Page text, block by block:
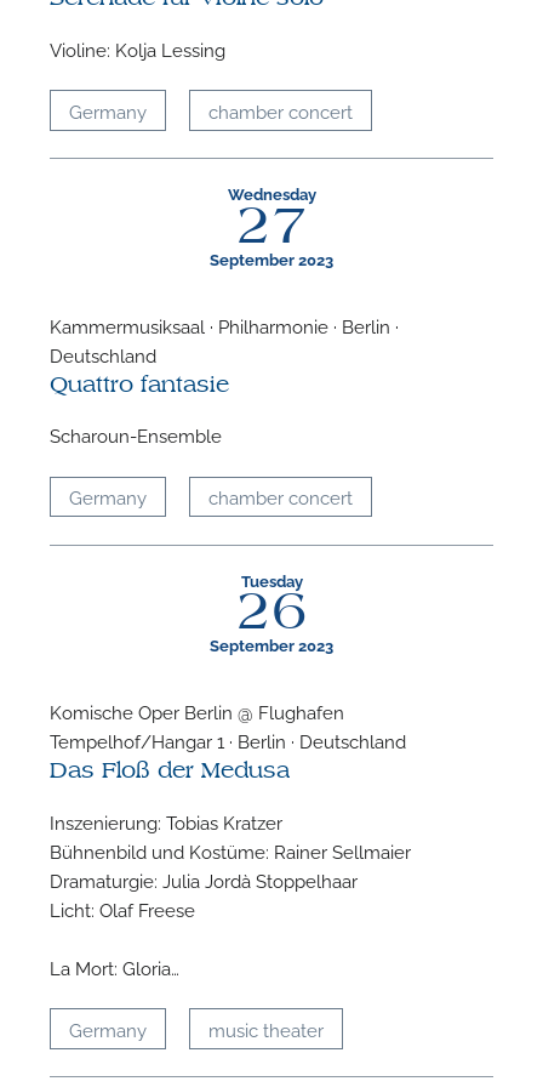
Violine: Kolja Lessing
Germany chamber concert
Wednesday
27
September 2023
Kammermusiksaal · Philharmonie · Berlin ·
Deutschland
Quattro fantasie
Scharoun-Ensemble
Germany chamber concert
Tuesday
26
September 2023
Komische Oper Berlin @ Flughafen
Tempelhof/Hangar 1 · Berlin · Deutschland
Das Floß der Medusa
Inszenierung: Tobias Kratzer
Bühnenbild und Kostüme: Rainer Sellmaier
Dramaturgie: Julia Jordà Stoppelhaar
Licht: Olaf Freese
La Mort: Gloria…
Germany music theater